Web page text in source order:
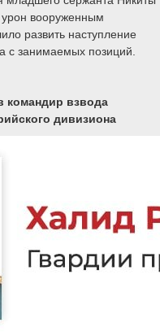
вооруженным
развить наступление
с занимаемых позиций.
командир взвода
дивизиона